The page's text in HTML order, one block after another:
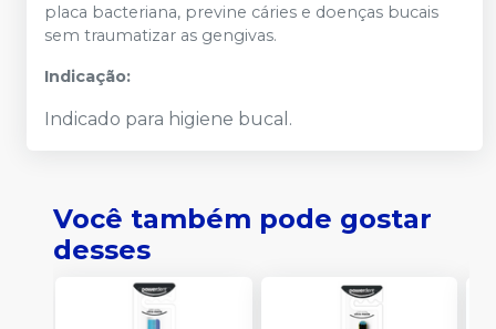
placa bacteriana, previne cáries e doenças bucais
sem traumatizar as gengivas.
Indicação:
Indicado para higiene bucal.
Você também pode gostar
desses